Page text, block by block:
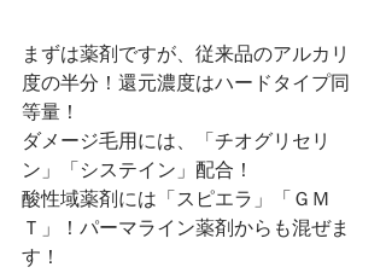
まずは薬剤ですが、従来品のアルカリ
度の半分！還元濃度はハードタイプ同
等量！
ダメージ毛用には、「チオグリセリ
ン」「システイン」配合！
酸性域薬剤には「スピエラ」「ＧＭ
Ｔ」！パーマライン薬剤からも混ぜま
す！